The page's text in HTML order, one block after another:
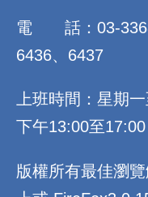
電 話：03-
6436、6437
上班時間：星期
下午13:00至17:00
版權所有最佳瀏